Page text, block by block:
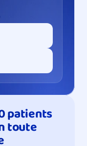
patients
toute